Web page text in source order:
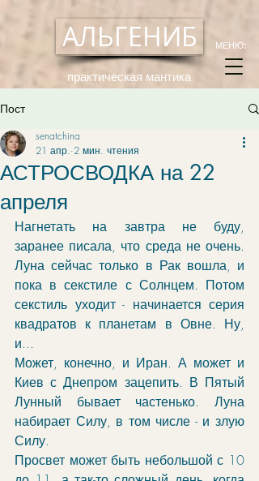
АЛЬГЕНИБ
практическая мантика
МЕНЮ:
Пост
АСТРОСВОДКА на 22
апреля
senatchina
21 апр. 2 мин. чтения
Нагнетать на завтра не буду,
заранее писала, что среда не очень.
Луна сейчас только в Рак вошла, и
пока в секстиле с Солнцем. Потом
секстиль уходит - начинается серия
квадратов к планетам в Овне. Ну,
и...
Может, конечно, и Иран. А может и
Киев с Днепром зацепить. В Пятый
Лунный бывает частенько. Луна
набирает Силу, в том числе - и злую
Силу.
Просвет может быть небольшой с 10